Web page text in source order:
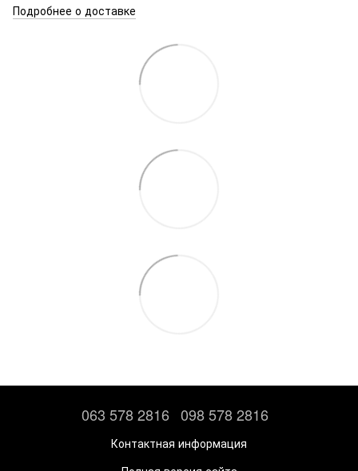
Подробнее о доставке
063 578 2816 098 578 2816
Контактная информация